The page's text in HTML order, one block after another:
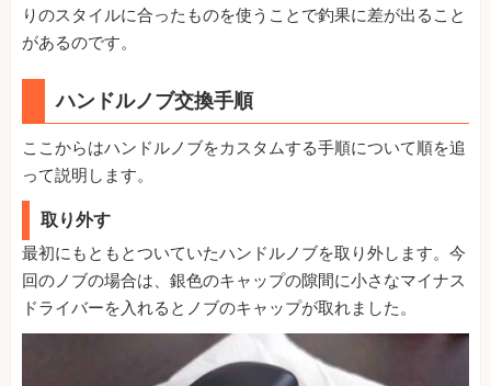
りのスタイルに合ったものを使うことで釣果に差が出ること
があるのです。
ハンドルノブ交換手順
ここからはハンドルノブをカスタムする手順について順を追
って説明します。
取り外す
最初にもともとついていたハンドルノブを取り外します。今
回のノブの場合は、銀色のキャップの隙間に小さなマイナス
ドライバーを入れるとノブのキャップが取れました。